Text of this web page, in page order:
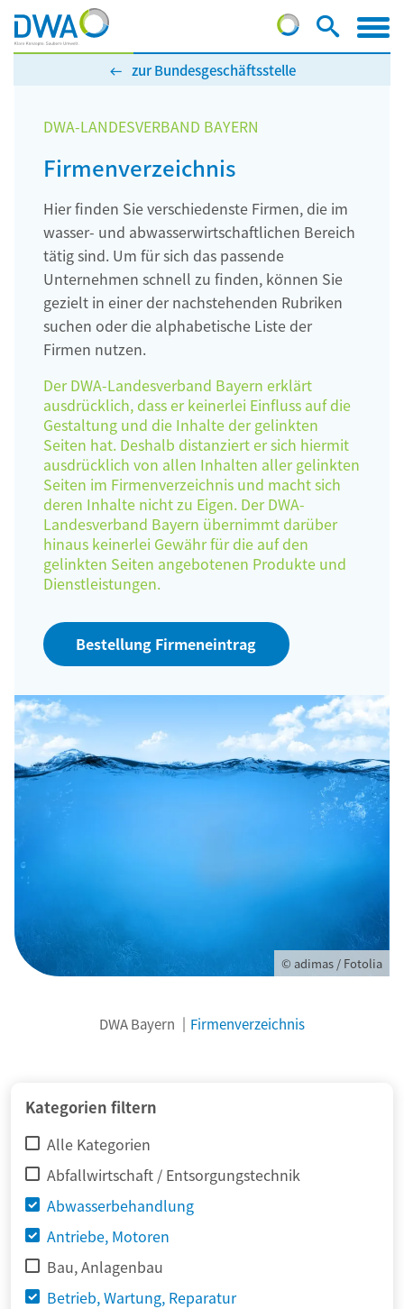
zur Bundesgeschäftsstelle
DWA-LANDESVERBAND BAYERN
Firmenverzeichnis
Hier finden Sie verschiedenste Firmen, die im
wasser- und abwasserwirtschaftlichen Bereich
tätig sind. Um für sich das passende
Unternehmen schnell zu finden, können Sie
gezielt in einer der nachstehenden Rubriken
suchen oder die alphabetische Liste der
Firmen nutzen.
Der DWA-Landesverband Bayern erklärt
ausdrücklich, dass er keinerlei Einfluss auf die
Gestaltung und die Inhalte der gelinkten
Seiten hat. Deshalb distanziert er sich hiermit
ausdrücklich von allen Inhalten aller gelinkten
Seiten im Firmenverzeichnis und macht sich
deren Inhalte nicht zu Eigen. Der DWA-
Landesverband Bayern übernimmt darüber
hinaus keinerlei Gewähr für die auf den
gelinkten Seiten angebotenen Produkte und
Dienstleistungen.
Bestellung Firmeneintrag
© adimas / Fotolia
DWA Bayern Firmenverzeichnis
Kategorien filtern
Alle Kategorien
Abfallwirtschaft / Entsorgungstechnik
Abwasserbehandlung
Antriebe, Motoren
Bau, Anlagenbau
Betrieb, Wartung, Reparatur